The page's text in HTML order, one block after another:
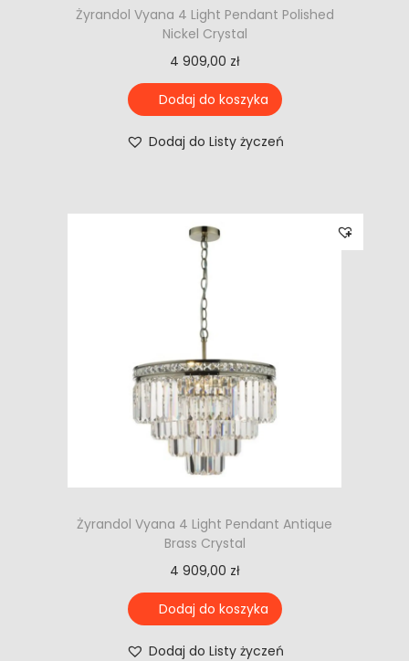
Żyrandol Vyana 4 Light Pendant Polished
Nickel Crystal
4 909,00 zł
Dodaj do koszyka
Dodaj do Listy życzeń
Żyrandol Vyana 4 Light Pendant Antique
Brass Crystal
4 909,00 zł
Dodaj do koszyka
Dodaj do Listy życzeń